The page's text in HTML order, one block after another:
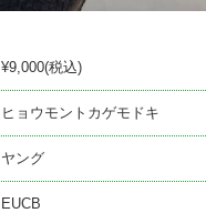
¥9,000(税込)
ヒョウモントカゲモドキ
ヤング
EUCB